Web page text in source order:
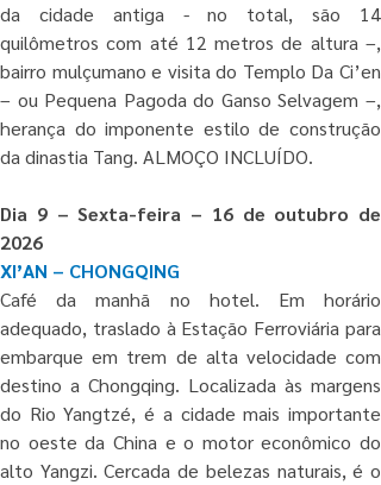
da cidade antiga - no total, são 14
quilômetros com até 12 metros de altura –,
bairro mulçumano e visita do Templo Da Ci’en
– ou Pequena Pagoda do Ganso Selvagem –,
herança do imponente estilo de construção
da dinastia Tang. ALMOÇO INCLUÍDO.
Dia 9 – Sexta-feira – 16 de outubro de
2026
XI’AN – CHONGQING
Café da manhã no hotel. Em horário
adequado, traslado à Estação Ferroviária para
embarque em trem de alta velocidade com
destino a Chongqing. Localizada às margens
do Rio Yangtzé, é a cidade mais importante
no oeste da China e o motor econômico do
alto Yangzi. Cercada de belezas naturais, é o